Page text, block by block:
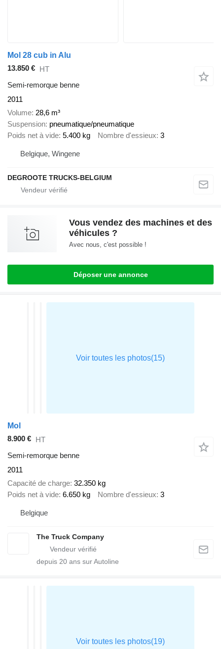
Mol 28 cub in Alu
13.850 € HT
Semi-remorque benne
2011
Volume 28,6 m³
Suspension pneumatique/pneumatique
Poids net à vide 5.400 kg Nombre d'essieux 3
Belgique, Wingene
DEGROOTE TRUCKS-BELGIUM
Vous vendez des machines et des
véhicules ?
Avec nous, c'est possible !
Déposer une annonce
Mol
8.900 € HT
Semi-remorque benne
2011
Capacité de charge 32.350 kg
Poids net à vide 6.650 kg Nombre d'essieux 3
Belgique
The Truck Company
depuis 20 ans sur Autoline